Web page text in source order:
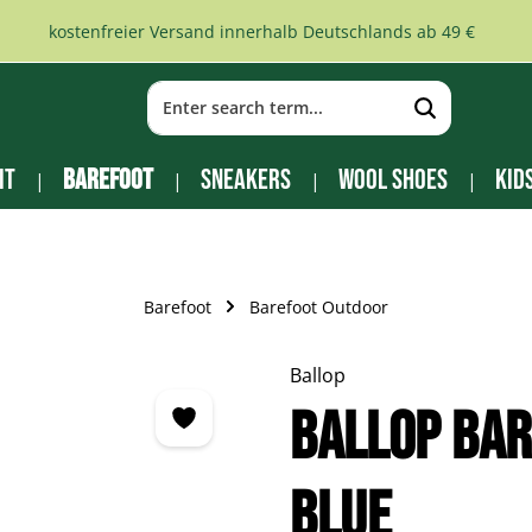
kostenfreier Versand innerhalb Deutschlands ab 49 €
Barefoot Sneakers Wool Shoes
Barefoot Barefoot Outdoor
Ballop
Ballop